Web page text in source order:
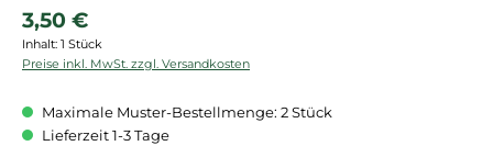
Regulärer Preis:
3,50 €
Inhalt: 1 Stück
Preise inkl. MwSt. zzgl. Versandkosten
Maximale Muster-Bestellmenge: 2 Stück
Lieferzeit 1-3 Tage